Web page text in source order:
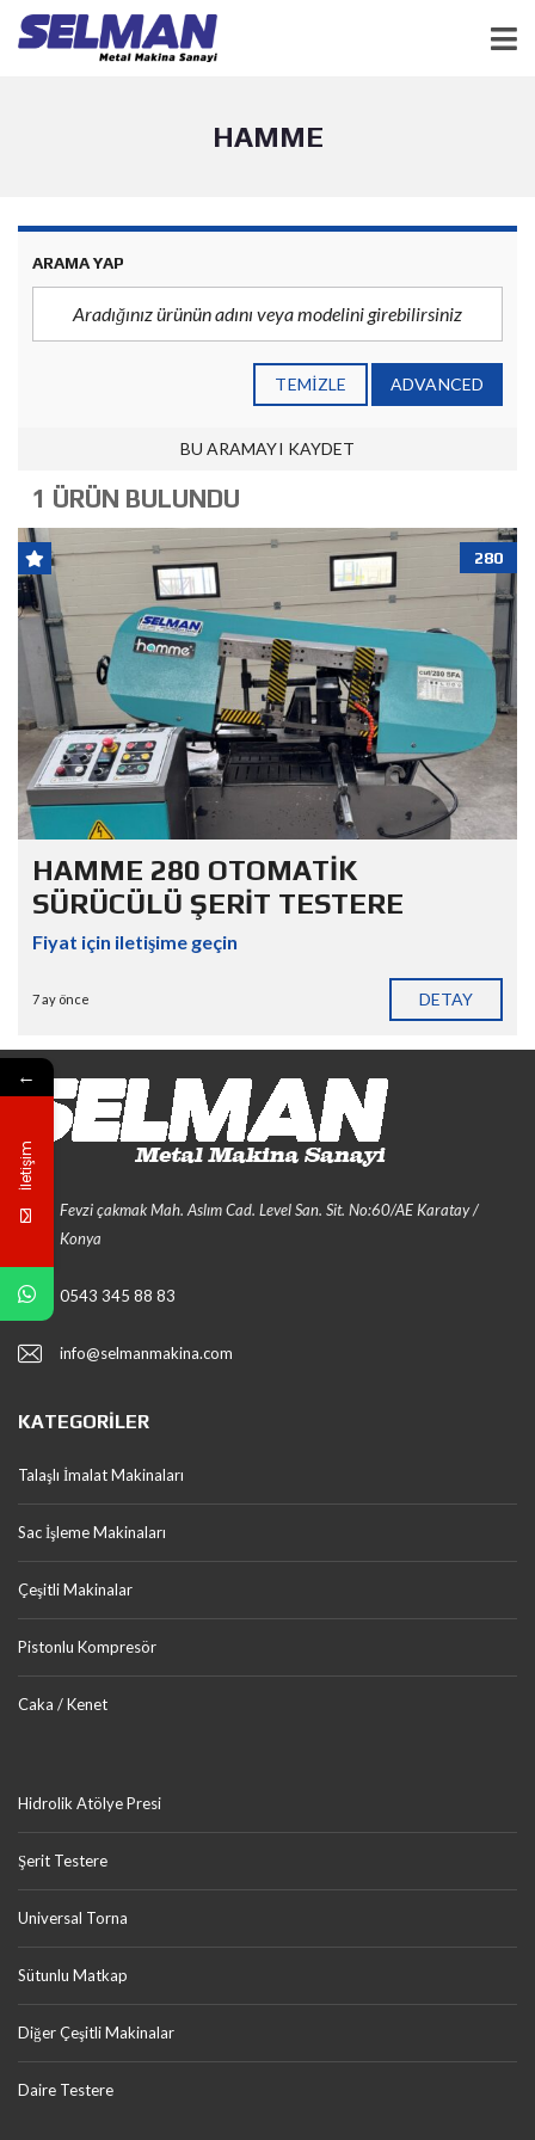
HAMME
ARAMA YAP
TEMIZLE ADVANCED
BU ARAMAYI KAYDET
1 ÜRÜN BULUNDU
280
HAMME 280 OTOMATİK
SÜRÜCÜLÜ ŞERİT TESTERE
Fiyat için iletişime geçin
7 ay önce DETAY
Fevzi çakmak Mah. Aslım Cad. Level San. Sit. No:60/AE Karatay /
Konya
0543 345 88 83
info@selmanmakina.com
KATEGORILER
Talaşlı İmalat Makinaları
Sac İşleme Makinaları
Çeşitli Makinalar
Pistonlu Kompresör
Caka / Kenet
Hidrolik Atölye Presi
Şerit Testere
Universal Torna
Sütunlu Matkap
Diğer Çeşitli Makinalar
Daire Testere
←
İletişim